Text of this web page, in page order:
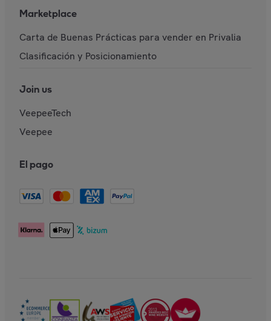
Marketplace
Carta de Buenas Prácticas para vender en Privalia
Clasificación y Posicionamiento
Join us
VeepeeTech
Veepee
El pago